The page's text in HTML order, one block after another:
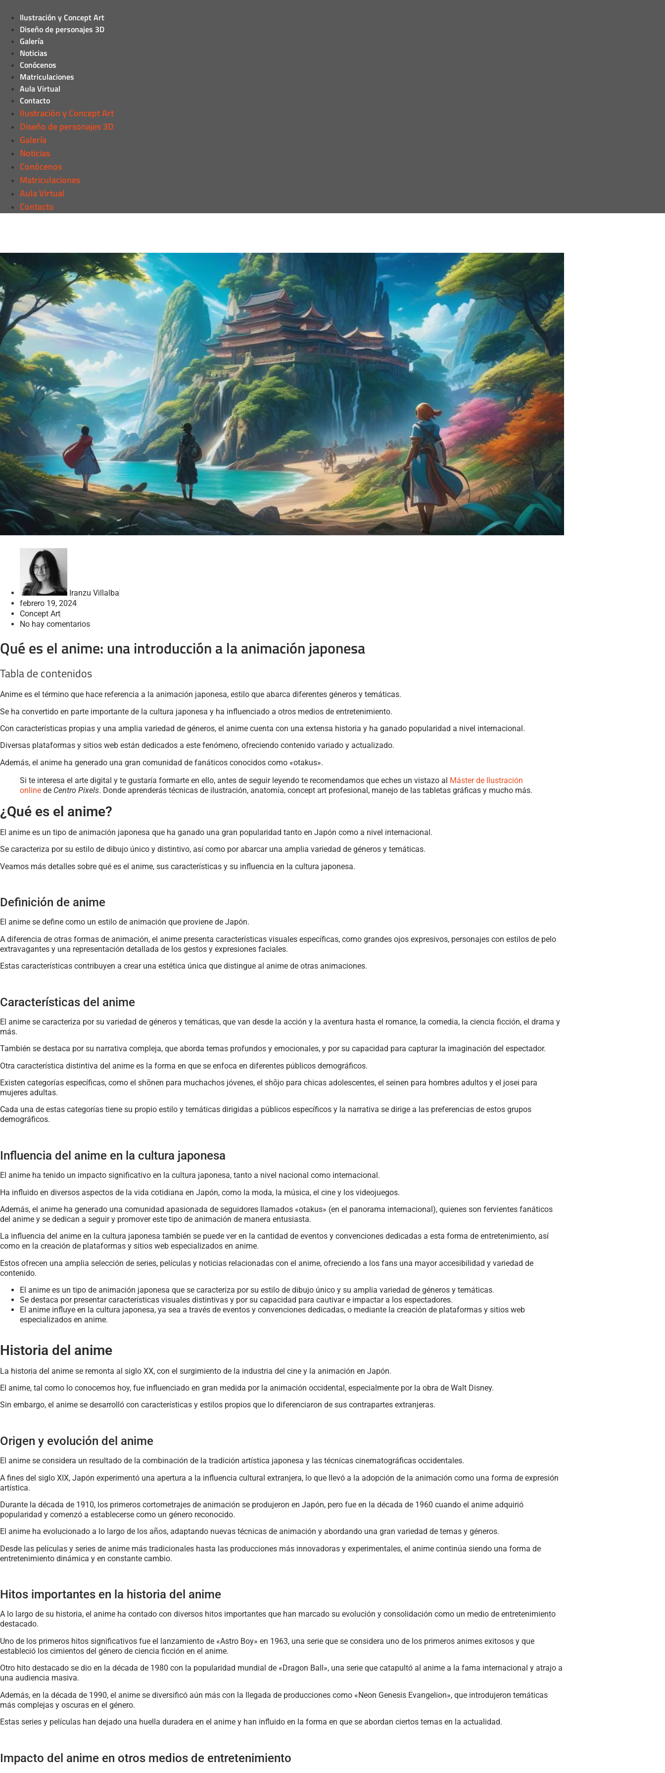
Ilustración y Concept Art
Diseño de personajes 3D
Galería
Noticias
Conócenos
Matriculaciones
Aula Virtual
Contacto
Ilustración y Concept Art
Diseño de personajes 3D
Galería
Noticias
Conócenos
Matriculaciones
Aula Virtual
Contacto
Iranzu Villalba
febrero 19, 2024
Concept Art
No hay comentarios
Qué es el anime: una introducción a la animación japonesa
Tabla de contenidos
Anime es el término que hace referencia a la animación japonesa, estilo que abarca diferentes géneros y temáticas.
Se ha convertido en parte importante de la cultura japonesa y ha influenciado a otros medios de entretenimiento.
Con características propias y una amplia variedad de géneros, el anime cuenta con una extensa historia y ha ganado popularidad a nivel internacional.
Diversas plataformas y sitios web están dedicados a este fenómeno, ofreciendo contenido variado y actualizado.
Además, el anime ha generado una gran comunidad de fanáticos conocidos como «otakus».
Si te interesa el arte digital y te gustaría formarte en ello, antes de seguir leyendo te recomendamos que eches un vistazo al Máster de Ilustración
online de Centro Pixels. Donde aprenderás técnicas de ilustración, anatomía, concept art profesional, manejo de las tabletas gráficas y mucho más.
¿Qué es el anime?
El anime es un tipo de animación japonesa que ha ganado una gran popularidad tanto en Japón como a nivel internacional.
Se caracteriza por su estilo de dibujo único y distintivo, así como por abarcar una amplia variedad de géneros y temáticas.
Veamos más detalles sobre qué es el anime, sus características y su influencia en la cultura japonesa.
Definición de anime
El anime se define como un estilo de animación que proviene de Japón.
A diferencia de otras formas de animación, el anime presenta características visuales específicas, como grandes ojos expresivos, personajes con estilos de pelo
extravagantes y una representación detallada de los gestos y expresiones faciales.
Estas características contribuyen a crear una estética única que distingue al anime de otras animaciones.
Características del anime
El anime se caracteriza por su variedad de géneros y temáticas, que van desde la acción y la aventura hasta el romance, la comedia, la ciencia ficción, el drama y
más.
También se destaca por su narrativa compleja, que aborda temas profundos y emocionales, y por su capacidad para capturar la imaginación del espectador.
Otra característica distintiva del anime es la forma en que se enfoca en diferentes públicos demográficos.
Existen categorías específicas, como el shōnen para muchachos jóvenes, el shōjo para chicas adolescentes, el seinen para hombres adultos y el josei para
mujeres adultas.
Cada una de estas categorías tiene su propio estilo y temáticas dirigidas a públicos específicos y la narrativa se dirige a las preferencias de estos grupos
demográficos.
Influencia del anime en la cultura japonesa
El anime ha tenido un impacto significativo en la cultura japonesa, tanto a nivel nacional como internacional.
Ha influido en diversos aspectos de la vida cotidiana en Japón, como la moda, la música, el cine y los videojuegos.
Además, el anime ha generado una comunidad apasionada de seguidores llamados «otakus» (en el panorama internacional), quienes son fervientes fanáticos
del anime y se dedican a seguir y promover este tipo de animación de manera entusiasta.
La influencia del anime en la cultura japonesa también se puede ver en la cantidad de eventos y convenciones dedicadas a esta forma de entretenimiento, así
como en la creación de plataformas y sitios web especializados en anime.
Estos ofrecen una amplia selección de series, películas y noticias relacionadas con el anime, ofreciendo a los fans una mayor accesibilidad y variedad de
contenido.
El anime es un tipo de animación japonesa que se caracteriza por su estilo de dibujo único y su amplia variedad de géneros y temáticas.
Se destaca por presentar características visuales distintivas y por su capacidad para cautivar e impactar a los espectadores.
El anime influye en la cultura japonesa, ya sea a través de eventos y convenciones dedicadas, o mediante la creación de plataformas y sitios web
especializados en anime.
Historia del anime
La historia del anime se remonta al siglo XX, con el surgimiento de la industria del cine y la animación en Japón.
El anime, tal como lo conocemos hoy, fue influenciado en gran medida por la animación occidental, especialmente por la obra de Walt Disney.
Sin embargo, el anime se desarrolló con características y estilos propios que lo diferenciaron de sus contrapartes extranjeras.
Origen y evolución del anime
El anime se considera un resultado de la combinación de la tradición artística japonesa y las técnicas cinematográficas occidentales.
A fines del siglo XIX, Japón experimentó una apertura a la influencia cultural extranjera, lo que llevó a la adopción de la animación como una forma de expresión
artística.
Durante la década de 1910, los primeros cortometrajes de animación se produjeron en Japón, pero fue en la década de 1960 cuando el anime adquirió
popularidad y comenzó a establecerse como un género reconocido.
El anime ha evolucionado a lo largo de los años, adaptando nuevas técnicas de animación y abordando una gran variedad de temas y géneros.
Desde las películas y series de anime más tradicionales hasta las producciones más innovadoras y experimentales, el anime continúa siendo una forma de
entretenimiento dinámica y en constante cambio.
Hitos importantes en la historia del anime
A lo largo de su historia, el anime ha contado con diversos hitos importantes que han marcado su evolución y consolidación como un medio de entretenimiento
destacado.
Uno de los primeros hitos significativos fue el lanzamiento de «Astro Boy» en 1963, una serie que se considera uno de los primeros animes exitosos y que
estableció los cimientos del género de ciencia ficción en el anime.
Otro hito destacado se dio en la década de 1980 con la popularidad mundial de «Dragon Ball», una serie que catapultó al anime a la fama internacional y atrajo a
una audiencia masiva.
Además, en la década de 1990, el anime se diversificó aún más con la llegada de producciones como «Neon Genesis Evangelion», que introdujeron temáticas
más complejas y oscuras en el género.
Estas series y películas han dejado una huella duradera en el anime y han influido en la forma en que se abordan ciertos temas en la actualidad.
Impacto del anime en otros medios de entretenimiento